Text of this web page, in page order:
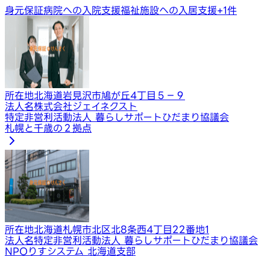
身元保証病院への入院支援福祉施設への入居支援+1件
所在地北海道岩見沢市鳩が丘4丁目５−９
法人名株式会社ジェイネクスト
特定非営利活動法人 暮らしサポートひだまり協議会
札幌と千歳の２拠点
所在地北海道札幌市北区北8条西4丁目22番地1
法人名特定非営利活動法人 暮らしサポートひだまり協議会
NPOりすシステム 北海道支部